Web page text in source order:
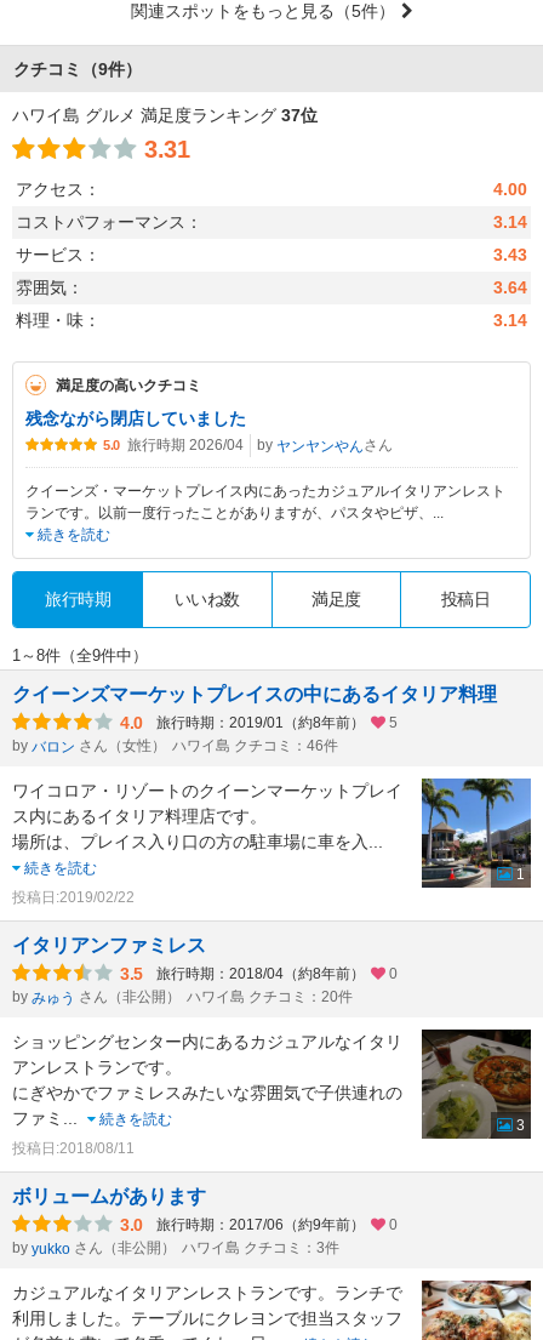
関連スポットをもっと見る （5件）
クチコミ （9件）
ハワイ島 グルメ 満足度ランキング 37位
3.31
アクセス：
4.00
コストパフォーマンス：
3.14
サービス：
3.43
雰囲気：
3.64
料理・味：
3.14
満足度の高いクチコミ
残念ながら閉店していました
5.0 旅行時期 2026/04 by ヤンヤンやんさん
クイーンズ・マーケットプレイス内にあったカジュアルイタリアンレスト
ランです。以前一度行ったことがありますが、パスタやピザ、 ...
続きを読む
旅行時期 いいね数 満足度 投稿日
1～8件（全9件中）
クイーンズマーケットプレイスの中にあるイタリア料理
4.0 旅行時期：2019/01（約8年前）
5
by バロン さん（女性） ハワイ島 クチコミ：46件
ワイコロア・リゾートのクイーンマーケットプレイ
ス内にあるイタリア料理店です。
場所は、プレイス入り口の方の駐車場に車を入
続きを読む
投稿日:2019/02/22
1
イタリアンファミレス
3.5 旅行時期：2018/04（約8年前）
0
by みゅう さん（非公開） ハワイ島 クチコミ：20件
ショッピングセンター内にあるカジュアルなイタリ
アンレストランです。
にぎやかでファミレスみたいな雰囲気で子供連れの
ファミ
続きを読む
投稿日:2018/08/11
3
ボリュームがあります
3.0 旅行時期：2017/06（約9年前）
0
by yukko さん（非公開） ハワイ島 クチコミ：3件
カジュアルなイタリアンレストランです。ランチで
利用しました。テーブルにクレヨンで担当スタッフ